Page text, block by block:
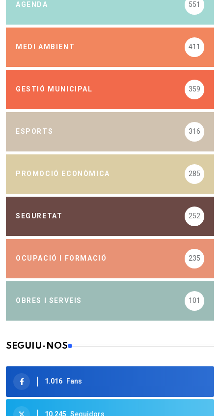
AGENDA 551
MEDI AMBIENT 411
GESTIÓ MUNICIPAL 359
ESPORTS 316
PROMOCIÓ ECONÒMICA 285
SEGURETAT 252
OCUPACIÓ I FORMACIÓ 235
OBRES I SERVEIS 101
SEGUIU-NOS
1.016 Fans
10.245 Seguidors